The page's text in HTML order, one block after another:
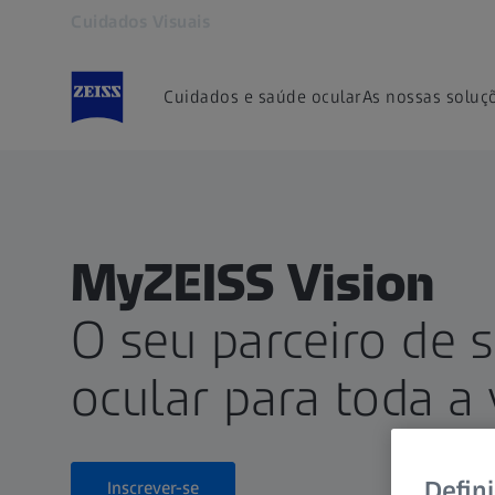
Cuidados e saúde ocularAs nossas
MyZEISS Vision
O seu parceiro de
ocular para toda a
Inscrever-se